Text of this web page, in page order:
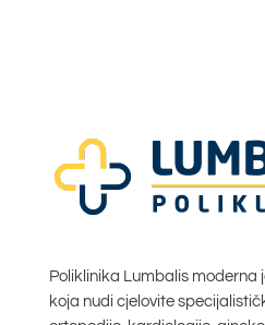
Poliklinika Lumbalis moderna
koja nudi cjelovite